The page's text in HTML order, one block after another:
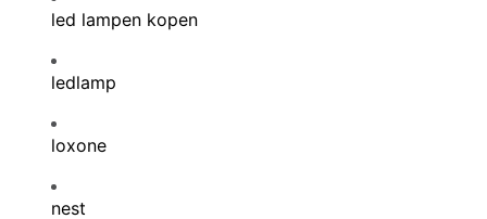
led lampen kopen
ledlamp
loxone
nest